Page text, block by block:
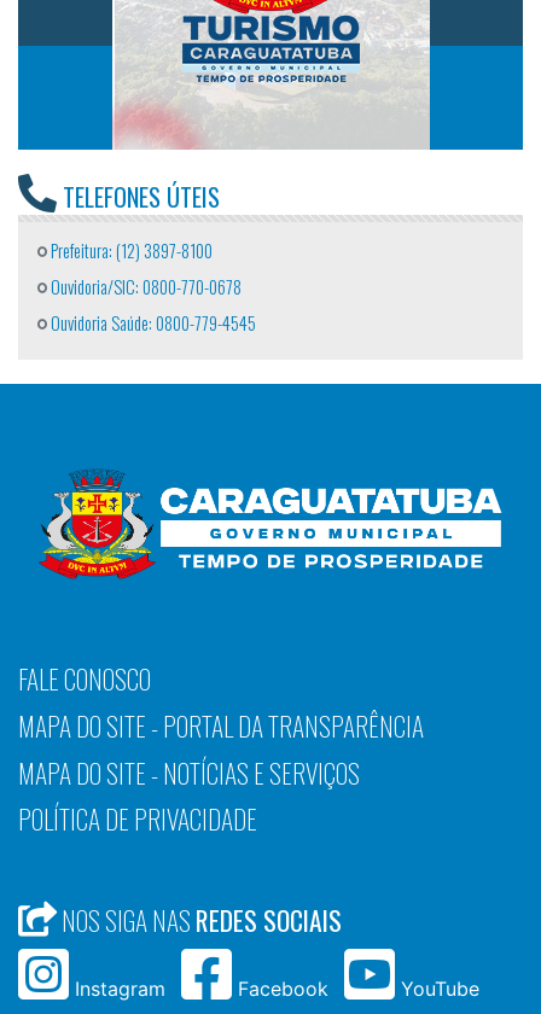
TELEFONES ÚTEIS
Prefeitura: (12) 3897-8100
Ouvidoria/SIC: 0800-770-0678
Ouvidoria Saúde: 0800-779-4545
FALE CONOSCO
MAPA DO SITE - PORTAL DA TRANSPARÊNCIA
MAPA DO SITE - NOTÍCIAS E SERVIÇOS
POLÍTICA DE PRIVACIDADE
NOS SIGA NASREDES SOCIAIS
Instagram Facebook YouTube